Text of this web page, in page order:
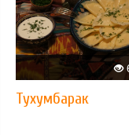
Тухумбарак